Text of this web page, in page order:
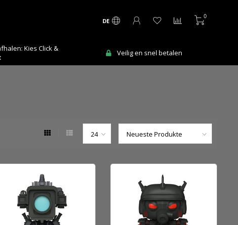
DE
0
Veilig en snel betalen
Ma-Vr voor 12:00 uur besteld = de
werkdag in huis!